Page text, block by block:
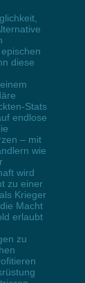
diese
Stats
endlose
– mit
wie
wird
zu einer
Krieger
Macht
erlaubt
zu